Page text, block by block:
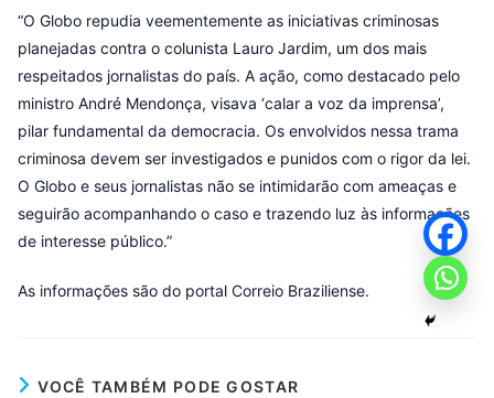
“O Globo repudia veementemente as iniciativas criminosas
planejadas contra o colunista Lauro Jardim, um dos mais
respeitados jornalistas do país. A ação, como destacado pelo
ministro André Mendonça, visava ‘calar a voz da imprensa’,
pilar fundamental da democracia. Os envolvidos nessa trama
criminosa devem ser investigados e punidos com o rigor da lei.
O Globo e seus jornalistas não se intimidarão com ameaças e
seguirão acompanhando o caso e trazendo luz às informações
de interesse público.”
As informações são do portal Correio Braziliense.
VOCÊ TAMBÉM PODE GOSTAR